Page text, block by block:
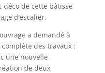
déco de cette bâtisse
d’escalier.
a demandé à
des travaux :
une nouvelle
de deux